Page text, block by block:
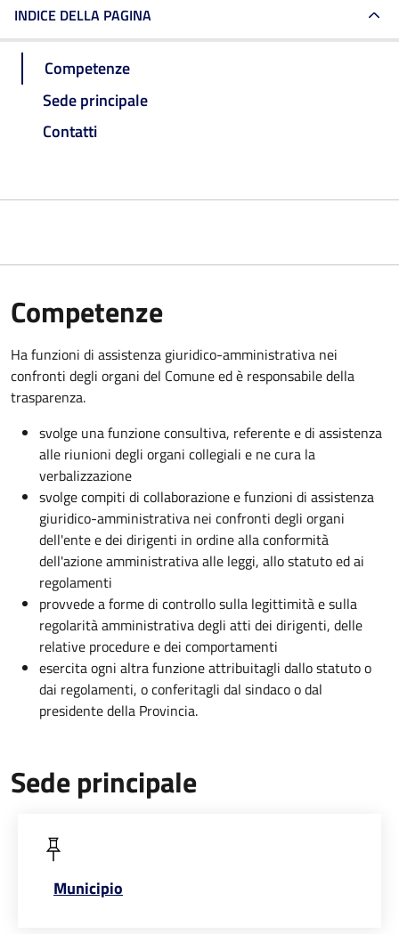
INDICE DELLA PAGINA
Competenze
Sede principale
Contatti
Competenze
Ha funzioni di assistenza giuridico-amministrativa nei
confronti degli organi del Comune ed è responsabile della
trasparenza.
svolge una funzione consultiva, referente e di assistenza
alle riunioni degli organi collegiali e ne cura la
verbalizzazione
svolge compiti di collaborazione e funzioni di assistenza
giuridico-amministrativa nei confronti degli organi
dell'ente e dei dirigenti in ordine alla conformità
dell'azione amministrativa alle leggi, allo statuto ed ai
regolamenti
provvede a forme di controllo sulla legittimità e sulla
regolarità amministrativa degli atti dei dirigenti, delle
relative procedure e dei comportamenti
esercita ogni altra funzione attribuitagli dallo statuto o
dai regolamenti, o conferitagli dal sindaco o dal
presidente della Provincia.
Sede principale
Municipio